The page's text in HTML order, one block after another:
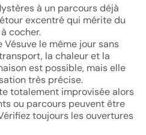
à un parcours déjà
excentré qui mérite du
cocher.
le même jour sans
la chaleur et la
est possible, mais elle
très précise.
totalement improvisée alors
ou parcours peuvent être
toujours les ouvertures